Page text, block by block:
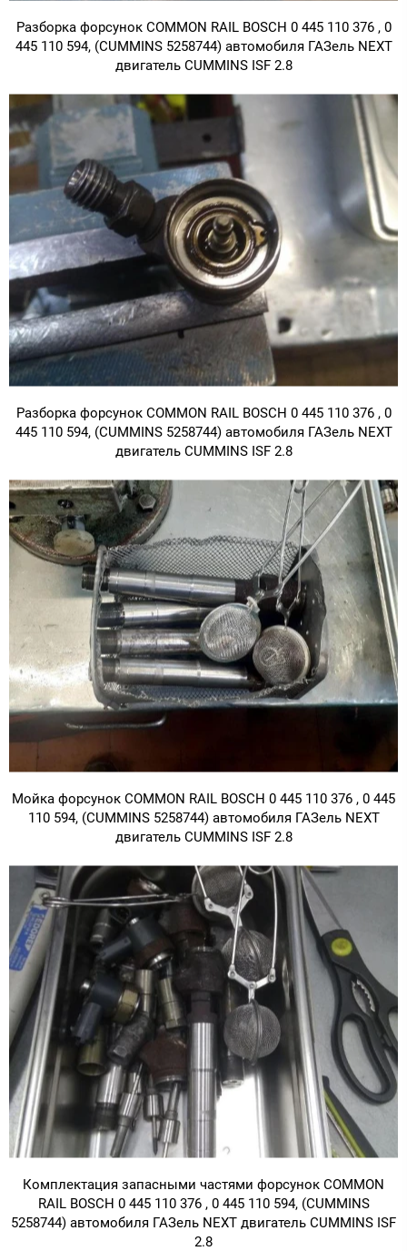
Разборка форсунок COMMON RAIL BOSCH 0 445 110 376 , 0
445 110 594, (CUMMINS 5258744) автомобиля ГАЗель NEXT
двигатель CUMMINS ISF 2.8
Разборка форсунок COMMON RAIL BOSCH 0 445 110 376 , 0
445 110 594, (CUMMINS 5258744) автомобиля ГАЗель NEXT
двигатель CUMMINS ISF 2.8
Мойка форсунок COMMON RAIL BOSCH 0 445 110 376 , 0 445
110 594, (CUMMINS 5258744) автомобиля ГАЗель NEXT
двигатель CUMMINS ISF 2.8
Комплектация запасными частями форсунок COMMON
RAIL BOSCH 0 445 110 376 , 0 445 110 594, (CUMMINS
5258744) автомобиля ГАЗель NEXT двигатель CUMMINS ISF
2.8